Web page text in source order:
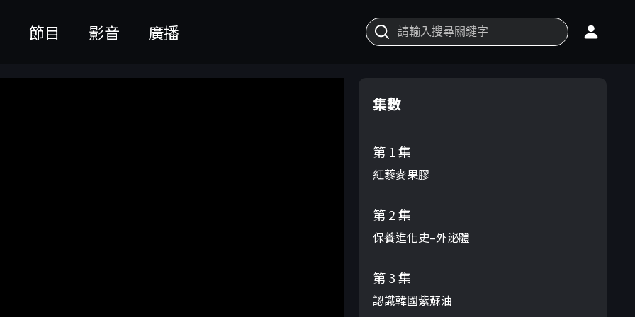
節目 影音 廣播
集數
第 1 集
紅藜麥果膠
第 2 集
保養進化史–外泌體
第 3 集
認識韓國紫蘇油